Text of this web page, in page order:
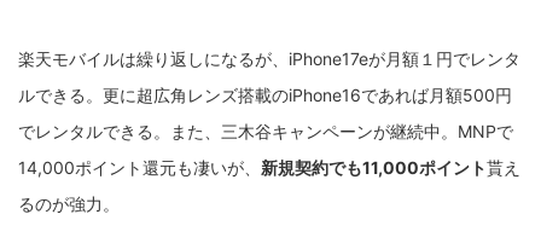
楽天モバイルは繰り返しになるが、iPhone17eが月額１円でレンタ
ルできる。更に超広角レンズ搭載のiPhone16であれば月額500円
でレンタルできる。また、三木谷キャンペーンが継続中。MNPで
14,000ポイント還元も凄いが、 新規契約でも11,000ポイント貰え
るのが強力。